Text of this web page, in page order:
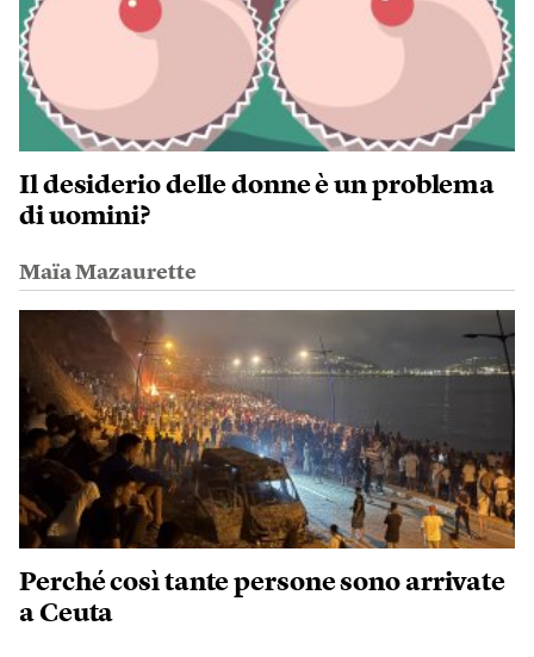
Il desiderio delle donne è un problema
di uomini?
Maïa Mazaurette
Perché così tante persone sono arrivate
a Ceuta